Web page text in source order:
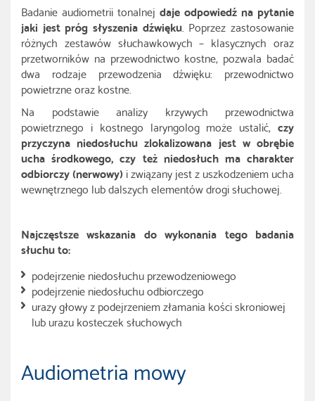
Badanie audiometrii tonalnej daje odpowiedź na pytanie
jaki jest próg słyszenia dźwięku. Poprzez zastosowanie
różnych zestawów słuchawkowych – klasycznych oraz
przetworników na przewodnictwo kostne, pozwala badać
dwa rodzaje przewodzenia dźwięku: przewodnictwo
powietrzne oraz kostne.
Na podstawie analizy krzywych przewodnictwa
powietrznego i kostnego laryngolog może ustalić, czy
przyczyna niedosłuchu zlokalizowana jest w obrębie
ucha środkowego, czy też niedosłuch ma charakter
odbiorczy (nerwowy) i związany jest z uszkodzeniem ucha
wewnętrznego lub dalszych elementów drogi słuchowej.
Najczęstsze wskazania do wykonania tego badania
słuchu to:
podejrzenie niedosłuchu przewodzeniowego
podejrzenie niedosłuchu odbiorczego
urazy głowy z podejrzeniem złamania kości skroniowej
lub urazu kosteczek słuchowych
Audiometria mowy